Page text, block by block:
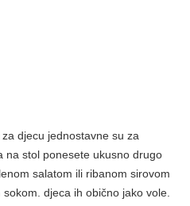
djecu jednostavne su za
na stol ponesete ukusno drugo
salatom ili ribanom sirovom
djeca ih obično jako vole.